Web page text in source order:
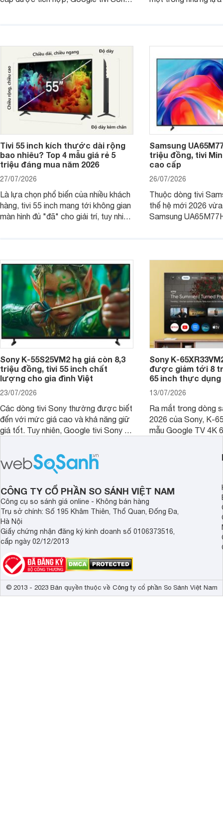
Tivi 55 inch kích thước dài rộng
bao nhiêu? Top 4 mẫu giá rẻ 5
triệu đáng mua năm 2026
27/07/2026
Là lựa chọn phổ biến của nhiều khách
hàng, tivi 55 inch mang tới không gian
màn hình đủ "đã" cho giải trí, tuy nhiên
dùng cho phòng bao nhiêu m2?
Samsung
triệu đồng, tivi
cao cấp
26/07/2026
Thuộc dòng tivi
thế hệ mới 2026
Samsung
Sony K-55S25VM2 hạ giá còn 8,3
triệu đồng, tivi 55 inch chất
lượng cho gia đình Việt
23/07/2026
Các dòng tivi Sony thường được biết
đến với mức giá cao và khả năng giữ
giá tốt. Tuy nhiên, Google tivi Sony 55
tiếp cận hơn dù mới ra mắt trong năm
Sony K-
được giảm tới 8
65 inch thực
13/07/2026
Ra mắt trong dòng
2026 của Sony, K-
mẫu Google TV 4K
nghệ hỗ trợ nâng
CÔNG TY CỔ PHẦN SO SÁNH VIỆT NAM
Công cụ so sánh giá online - Không bán hàng
Trụ sở chính: Số 195 Khâm Thiên, Thổ Quan, Đống Đa,
Hà Nội
Giấy chứng nhận đăng ký kinh doanh số 0106373516,
cấp ngày 02/12/2013
© 2013 - 2023 Bản quyền thuộc về Công ty cổ phần So Sánh Việt Nam